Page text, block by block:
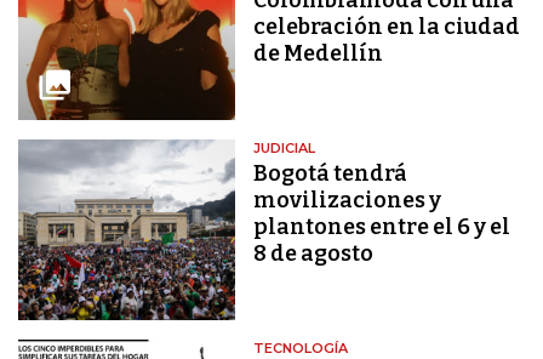
celebración en la ciudad
de Medellín
JUDICIAL
Bogotá tendrá
movilizaciones y
plantones entre el 6 y el
8 de agosto
TECNOLOGÍA